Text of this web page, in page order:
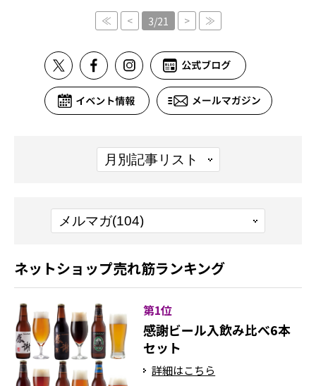
≪ < 3/21 > ≫
ネットショップ売れ筋ランキング
第1位
感謝ビール入飲み比べ6本
セット
詳細はこちら